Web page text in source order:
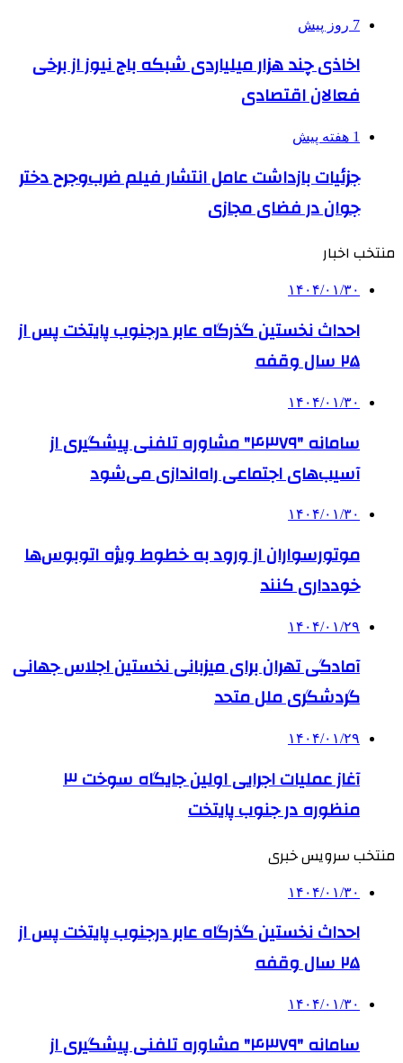
7 روز پیش
اخاذی چند هزار میلیاردی شبکه باج نیوز از برخی
فعالان اقتصادی
1 هفته پیش
جزئیات بازداشت عامل انتشار فیلم ضرب‌وجرح دختر
جوان در فضای مجازی
منتخب اخبار
۱۴۰۴/۰۱/۳۰
احداث نخستین گذرگاه عابر درجنوب پایتخت پس از
۲۵ سال وقفه
۱۴۰۴/۰۱/۳۰
سامانه "۴۳۷۹" مشاوره تلفنی پیشگیری از
آسیب‌های اجتماعی راه‌اندازی می‌شود
۱۴۰۴/۰۱/۳۰
موتورسواران از ورود به خطوط ویژه اتوبوس‌ها
خودداری کنند
۱۴۰۴/۰۱/۲۹
آمادگی تهران برای میزبانی نخستین اجلاس جهانی
گردشگری ملل متحد
۱۴۰۴/۰۱/۲۹
آغاز عملیات اجرایی اولین جایگاه سوخت ۳
منظوره در جنوب پایتخت
منتخب سرویس خبری
۱۴۰۴/۰۱/۳۰
احداث نخستین گذرگاه عابر درجنوب پایتخت پس از
۲۵ سال وقفه
۱۴۰۴/۰۱/۳۰
سامانه "۴۳۷۹" مشاوره تلفنی پیشگیری از